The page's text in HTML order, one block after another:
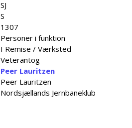
SJ
S
1307
Personer i funktion
I Remise / Værksted
Veterantog
Peer Lauritzen
Peer Lauritzen
Nordsjællands Jernbaneklub